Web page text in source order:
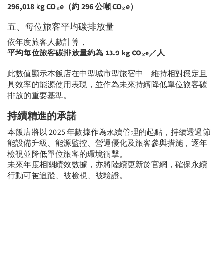
296,018 kg CO₂e（約 296 公噸 CO₂e）
五、每位旅客平均碳排放量
依年度旅客人數計算，
平均每位旅客碳排放量約為 13.9 kg CO₂e／人
此數值顯示本飯店在中型城市型旅宿中，維持相對穩定且
具效率的能源使用表現，並作為未來持續降低單位旅客碳
排放的重要基準。
持續精進的承諾
本飯店將以 2025 年數據作為永續管理的起點，持續透過節
能設備升級、能源監控、營運優化及旅客參與措施，逐年
檢視並降低單位旅客的環境衝擊。
未來年度相關績效數據，亦將陸續更新於官網，確保永續
行動可被追蹤、被檢視、被驗證。